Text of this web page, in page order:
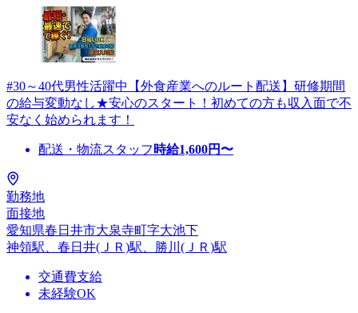
#30～40代男性活躍中【外食産業へのルート配送】研修期間
の給与変動なし★安心のスタート！初めての方も収入面で不
安なく始められます！
配送・物流スタッフ 時給1,600円〜
勤務地
面接地
愛知県春日井市大泉寺町字大池下
神領駅、春日井(ＪＲ)駅、勝川(ＪＲ)駅
交通費支給
未経験OK